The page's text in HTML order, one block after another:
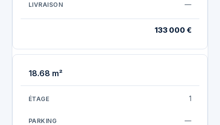
—
133 000 €
18.68 m²
1
—